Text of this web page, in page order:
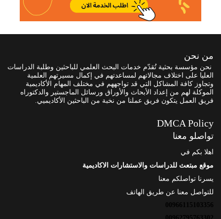
من نحن
نحن مؤسسة بحثية تُقدّم خدمات البحث العلمي للباحثين وطلبة الدراسات
العليا على اختلاف مجالاتهم لمساعدتهم في إكمال مسيرتهم العلمية
وتجاوز كافة المشاكل التي قد تواجههم في مختلف المهام الأكاديمية
الموكلة لهم من إعداد الأبحاث والأوراق ورسائل الماجستير والدكتوراه
فريق العمل يتكون فريق عملنا من نخبة من الباحثين الأكاديميي.
DMCA Policy
تواصلو معنا
اهلا بكم في
موقع مبتعث للدراسات والاستشارات الاكاديمية
يسرنا تواصلكم معنا
للتواصل معنا عن طريق الهاتف
00966115103356